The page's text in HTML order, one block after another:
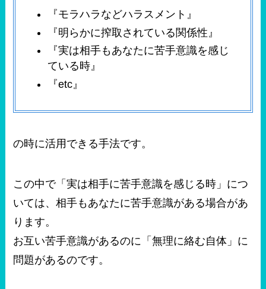
『モラハラなどハラスメント』
『明らかに搾取されている関係性』
『実は相手もあなたに苦手意識を感じ
ている時』
『etc』
の時に活用できる手法です。
この中で「実は相手に苦手意識を感じる時」につ
いては、相手もあなたに苦手意識がある場合があ
ります。
お互い苦手意識があるのに「無理に絡む自体」に
問題があるのです。